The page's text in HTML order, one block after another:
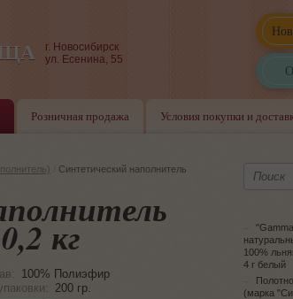
г. Новосибирск
ул. Есенина, 55
Розничная продажа Условия покупки и
Синтетический наполнитель
кг
100% Полиэфир
200 гр.
100%
4 г белый
(марка